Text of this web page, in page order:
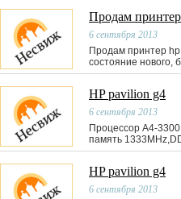
Продам принтер
6 сентября 2013
Продам принтер
состояние нового,
HP pavilion g4
6 сентября 2013
Процессор A4-
память
HP pavilion g4
6 сентября 2013